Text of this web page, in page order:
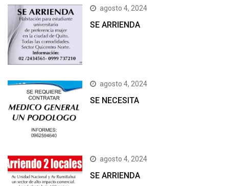
agosto 4, 2024
SE ARRIENDA
agosto 4, 2024
SE NECESITA
agosto 4, 2024
SE ARRIENDA